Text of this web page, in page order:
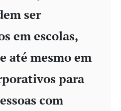
ser
em escolas,
até mesmo em
para
com